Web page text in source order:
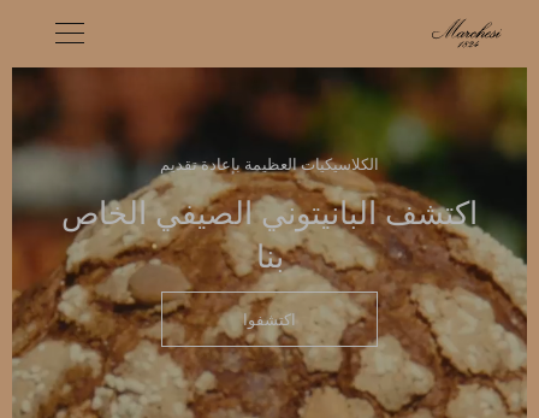
الكلاسيكيات العظيمة بإعادة تقديم
اكتشف البانيتوني الصيفي الخاص
بنا
اكتشفوا